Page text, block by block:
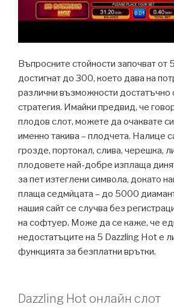
Въпросните стойности започват от
достигнат до 300, което дава на
различни възможности достатъчно
стратегия. Имайки предвид, че
плодов слот, можете да очаквате
именно такива – плодчета. Налице
грозде, портокал, слива, черешка,
плодовете най-добре изплаща
за пет изтеглени символа, докато
плаща седмѝцата – до 5000
нашия сайт се случва без
на софтуер. Може да се каже, че
недостатъците на 5 Dazzling Hot е
функцията за безплатни врътки.
Dazzling Hot онлайн слот